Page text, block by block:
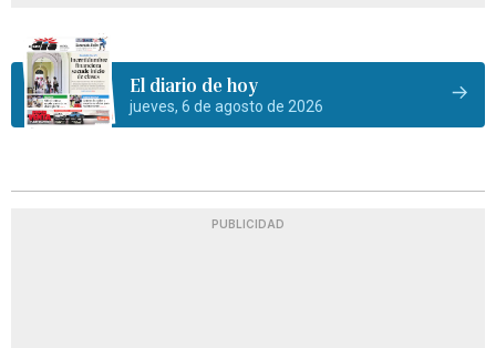
El diario de hoy
jueves, 6 de agosto de 2026
PUBLICIDAD